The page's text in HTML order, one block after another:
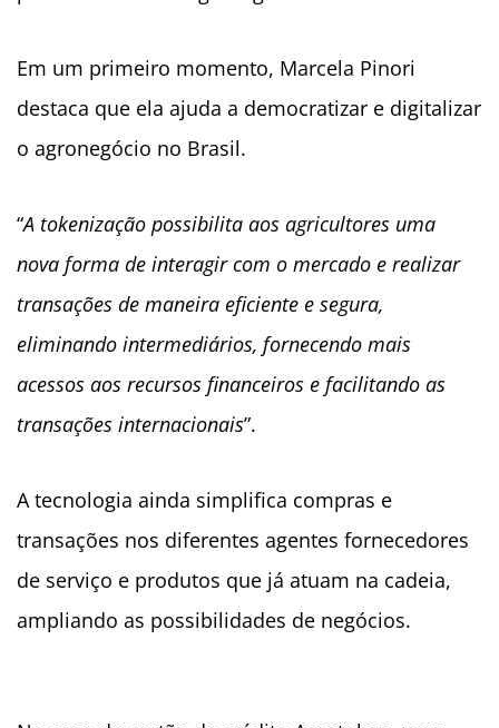
Em um primeiro momento, Marcela Pinori
destaca que ela ajuda a democratizar e digitalizar
o agronegócio no Brasil.
“A tokenização possibilita aos agricultores uma
nova forma de interagir com o mercado e realizar
transações de maneira eficiente e segura,
eliminando intermediários, fornecendo mais
acessos aos recursos financeiros e facilitando as
transações internacionais”.
A tecnologia ainda simplifica compras e
transações nos diferentes agentes fornecedores
de serviço e produtos que já atuam na cadeia,
ampliando as possibilidades de negócios.